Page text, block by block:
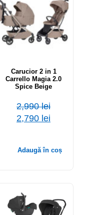
Carucior 2 in 1
Carrello Magia 2.0
Spice Beige
2,990lei
2,790 lei
Adaugă în coș